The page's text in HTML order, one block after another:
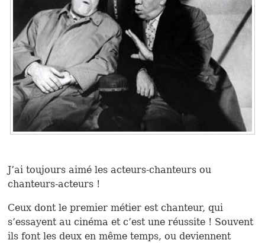
J’ai toujours aimé les acteurs-chanteurs ou
chanteurs-acteurs !
Ceux dont le premier métier est chanteur, qui
s’essayent au cinéma et c’est une réussite ! Souvent
ils font les deux en même temps, ou deviennent